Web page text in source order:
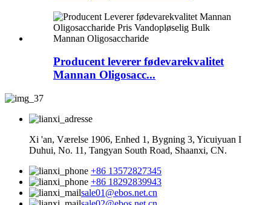
Producent leverer fødevarekvalitet
Mannan Oligosacc...
Xi 'an, Værelse 1906, Enhed 1, Bygning 3, Yicuiyuan I
Duhui, No. 11, Tangyan South Road, Shaanxi, CN.
+86 13572827345
+86 18292839943
sale01@ebos.net.cn